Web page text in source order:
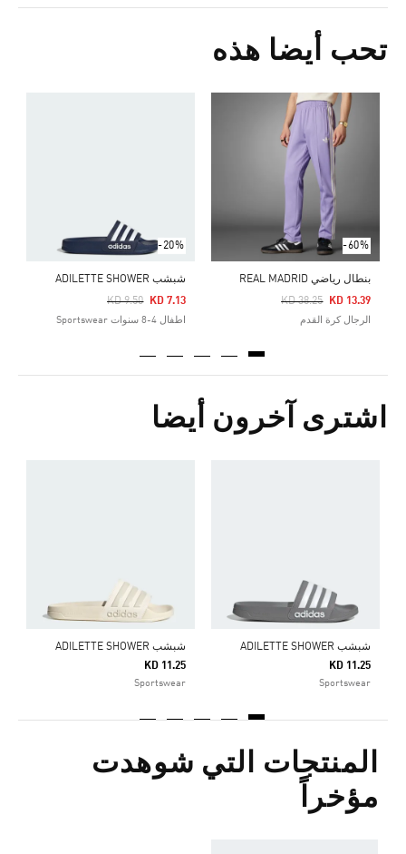
تحب أيضا هذه
-60%
بنطال رياضي REAL MADRID
Price Reduced From
KD 38.25
To KD 13.39
الرجال كرة القدم
-20%
شبشب ADILETTE SHOWER
Price Reduced From
KD 9.50
To KD 7.13
اطفال 4-8 سنوات Sportswear
اشترى آخرون أيضا
شبشب ADILETTE SHOWER
KD 11.25
Sportswear
شبشب ADILETTE SHOWER
KD 11.25
Sportswear
المنتجات التي شوهدت
مؤخراً